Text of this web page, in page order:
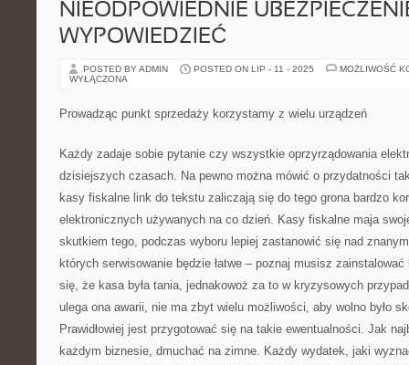
NIEODPOWIEDNIE
WYPOWIEDZIEĆ
POSTED BY ADMIN POSTED ON LIP - 11 - 2025
MOŻLIWOŚĆ
WYŁĄCZONA
Prowadząc punkt sprzedaży korzystamy z wielu urządzeń
Każdy zadaje sobie pytanie czy wszystkie oprzyrządowania
dzisiejszych czasach. Na pewno można mówić o przydatności
kasy fiskalne link do tekstu zaliczają się do tego grona bardzo
elektronicznych używanych na co dzień. Kasy fiskalne maja
skutkiem tego, podczas wyboru lepiej zastanowić się nad
których serwisowanie będzie łatwe – poznaj musisz
się, że kasa była tania, jednakowoż za to w kryzysowych
ulega ona awarii, nie ma zbyt wielu możliwości, aby wolno było
Prawidłowiej jest przygotować się na takie ewentualności. Jak
każdym biznesie, dmuchać na zimne. Każdy wydatek, jaki